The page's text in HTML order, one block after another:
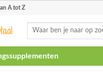
A tot Z
Zoeken